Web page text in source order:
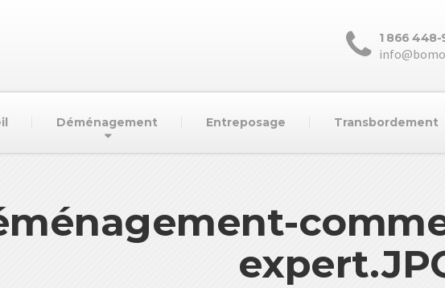
1 866 448-
Déménagement Entreposage Transbordement